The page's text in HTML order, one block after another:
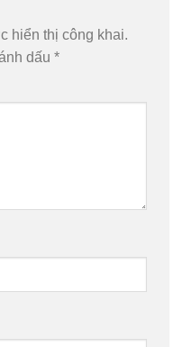
hiển thị công khai.
dấu *